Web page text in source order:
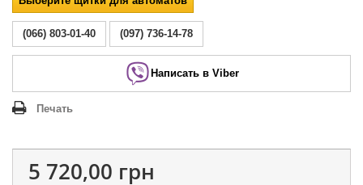
(066) 803-01-40 (097) 736-14-78
Написать в Viber
Печать
5 720,00 грн